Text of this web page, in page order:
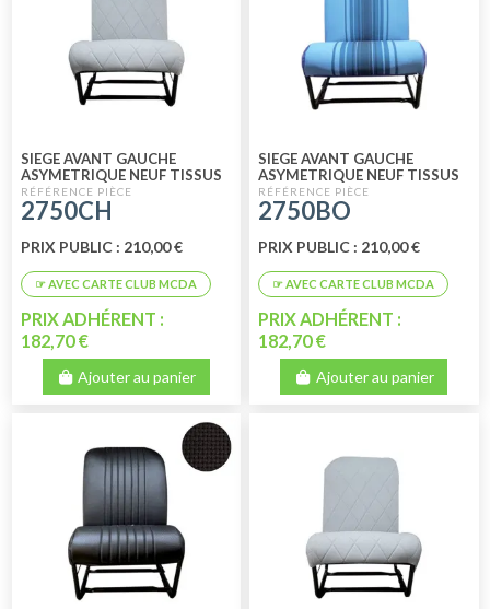
SIEGE AVANT GAUCHE
ASYMETRIQUE NEUF TISSUS
CHARLESTON
2750CH
PRIX PUBLIC : 210,00 €
PRIX ADHÉRENT :
182,70 €
Ajouter au panier
SIEGE AVANT GAUCHE
ASYMETRIQUE NEUF TISSUS
BLEU RAYE
2750BO
PRIX PUBLIC : 210,00 €
PRIX ADHÉRENT :
182,70 €
Ajouter au panier